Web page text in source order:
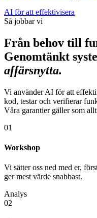
AI för att effektivisera
Så jobbar vi
Från behov till
Genomtänkt
affärsnytta.
Vi använder AI för att
kod, testar och verifierar
Våra garantier gäller som
01
Workshop
Vi sätter oss ned med er,
ger mest värde snabbast.
Analys
02